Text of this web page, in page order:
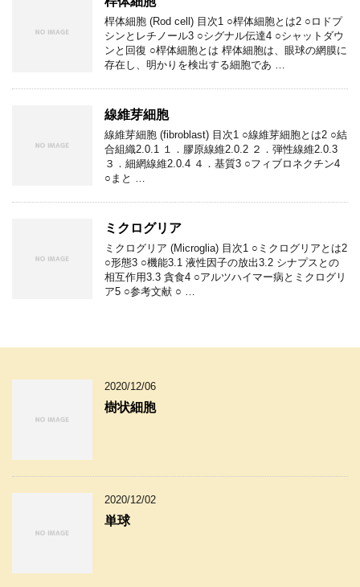
桿体細胞 (Rod cell) 目次1 ○桿体細胞とは2 ○ロドプ
シンとレチノール3 ○シグナル伝達4 ○シャットダウ
ンと回復 ○桿体細胞とは 桿体細胞は、眼球の網膜に
存在し、明かりを検出する細胞であ …
線維芽細胞
線維芽細胞 (fibroblast) 目次1 ○線維芽細胞とは2 ○結
合組織2.0.1 １．膠原線維2.0.2 ２．弾性線維2.0.3
３．細網線維2.0.4 ４．基質3 ○フィブロネクチン4
○まと …
ミクログリア
ミクログリア (Microglia) 目次1 ○ミクログリアとは2
○形態3 ○機能3.1 液性因子の放出3.2 シナプスとの
相互作用3.3 貪食4 ○アルツハイマー病とミクログリ
ア5 ○参考文献 ○ …
2020/12/06
樹状細胞
2020/12/02
単球